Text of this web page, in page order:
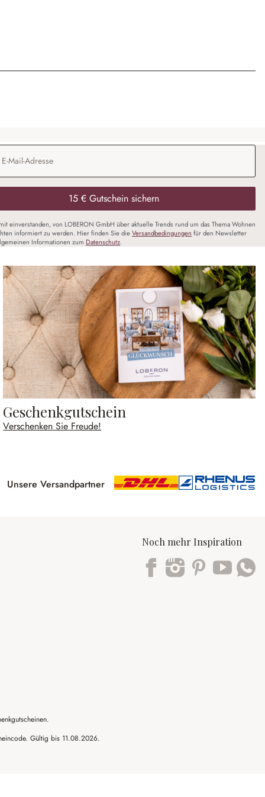
*
15 € Gutschein sichern
einverstanden, von LOBERON GmbH über aktuelle Trends rund um das Thema Wohnen
informiert zu werden. Hier finden Sie dieVersandbedingungen für den Newsletter
Informationen zum Datenschutz.
Geschenkgutschein
Verschenken Sie Freude!
Unsere Versandpartner
Noch mehr Inspiration
Gültig bis 11.08.2026.